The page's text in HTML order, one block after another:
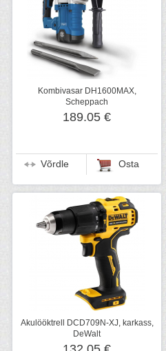
Kombivasar DH1600MAX,
Scheppach
189.05 €
Võrdle Osta
Akulööktrell DCD709N-XJ, karkass,
DeWalt